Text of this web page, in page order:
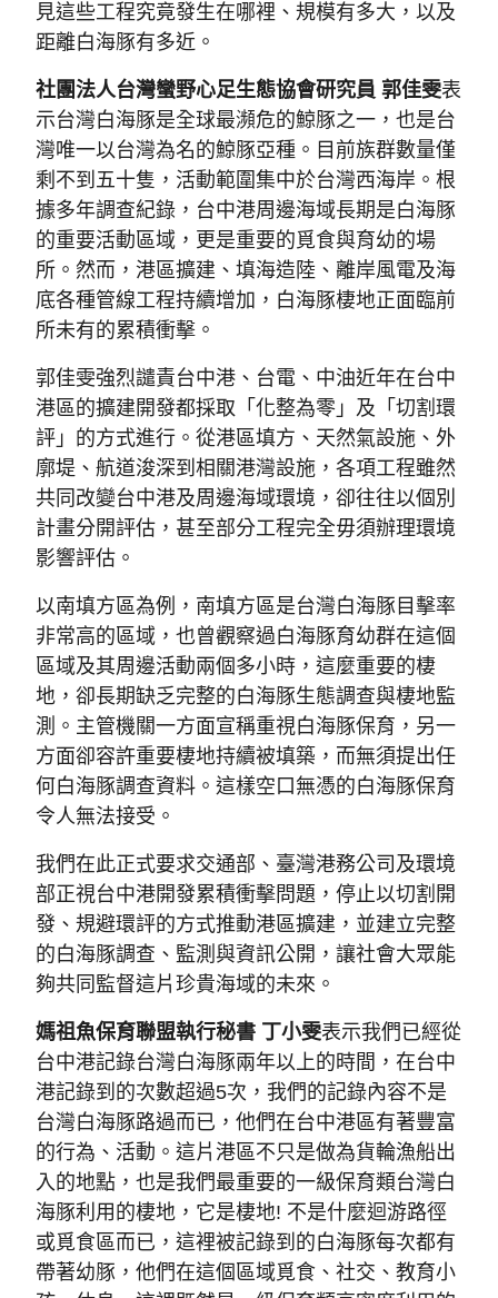
見這些工程究竟發生在哪裡、規模有多大，以及
距離白海豚有多近。
社團法人台灣蠻野心足生態協會研究員 郭佳雯表
示台灣白海豚是全球最瀕危的鯨豚之一，也是台
灣唯一以台灣為名的鯨豚亞種。目前族群數量僅
剩不到五十隻，活動範圍集中於台灣西海岸。根
據多年調查紀錄，台中港周邊海域長期是白海豚
的重要活動區域，更是重要的覓食與育幼的場
所。然而，港區擴建、填海造陸、離岸風電及海
底各種管線工程持續增加，白海豚棲地正面臨前
所未有的累積衝擊。
郭佳雯強烈譴責台中港、台電、中油近年在台中
港區的擴建開發都採取「化整為零」及「切割環
評」的方式進行。從港區填方、天然氣設施、外
廓堤、航道浚深到相關港灣設施，各項工程雖然
共同改變台中港及周邊海域環境，卻往往以個別
計畫分開評估，甚至部分工程完全毋須辦理環境
影響評估。
以南填方區為例，南填方區是台灣白海豚目擊率
非常高的區域，也曾觀察過白海豚育幼群在這個
區域及其周邊活動兩個多小時，這麼重要的棲
地，卻長期缺乏完整的白海豚生態調查與棲地監
測。主管機關一方面宣稱重視白海豚保育，另一
方面卻容許重要棲地持續被填築，而無須提出任
何白海豚調查資料。這樣空口無憑的白海豚保育
令人無法接受。
我們在此正式要求交通部、臺灣港務公司及環境
部正視台中港開發累積衝擊問題，停止以切割開
發、規避環評的方式推動港區擴建，並建立完整
的白海豚調查、監測與資訊公開，讓社會大眾能
夠共同監督這片珍貴海域的未來。
媽祖魚保育聯盟執行秘書 丁小雯表示我們已經從
台中港記錄台灣白海豚兩年以上的時間，在台中
港記錄到的次數超過5次，我們的記錄內容不是
台灣白海豚路過而已，他們在台中港區有著豐富
的行為、活動。這片港區不只是做為貨輪漁船出
入的地點，也是我們最重要的一級保育類台灣白
海豚利用的棲地，它是棲地! 不是什麼迴游路徑
或覓食區而已，這裡被記錄到的白海豚每次都有
帶著幼豚，他們在這個區域覓食、社交、教育小